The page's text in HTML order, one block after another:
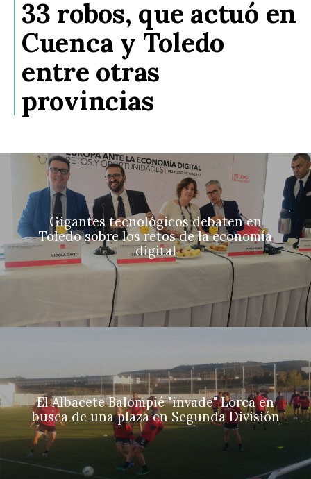
33 robos, que actuó en
Cuenca y Toledo
entre otras
provincias
Gigantes tecnológicos debaten en
Toledo sobre los retos de la economía
digital
El Albacete Balompié "invade" Lorca en
busca de una plaza en Segunda División